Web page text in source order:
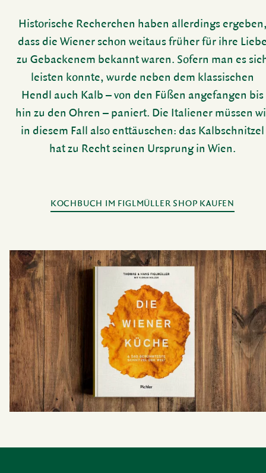
Histo­ri­sche Recher­chen haben aller­dings
dass die Wiener schon weitaus früher für ihre
zu Geba­ckenem bekannt waren. Sofern man es
leisten konnte, wurde neben dem klas­si­schen
Hendl auch Kalb – von den Füßen ange­fangen bis
hin zu den Ohren – paniert. Die Italiener müssen
in diesem Fall also enttäu­schen: das Kalb­schnitzel
hat zu Recht seinen Ursprung in Wien.
KOCH­BUCH IM FIGL­MÜLLER SHOP KAUFEN